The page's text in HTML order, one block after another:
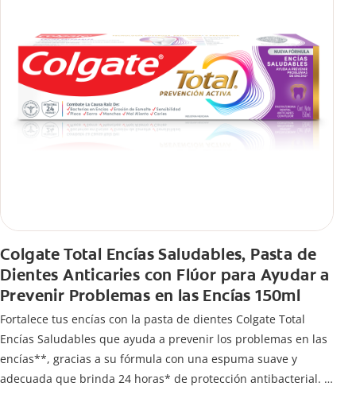
Colgate Total Encías Saludables, Pasta de
Dientes Anticaries con Flúor para Ayudar a
Prevenir Problemas en las Encías 150ml
Fortalece tus encías con la pasta de dientes Colgate Total
Encías Saludables que ayuda a prevenir los problemas en las
encías**, gracias a su fórmula con una espuma suave y
adecuada que brinda 24 horas* de protección antibacterial.